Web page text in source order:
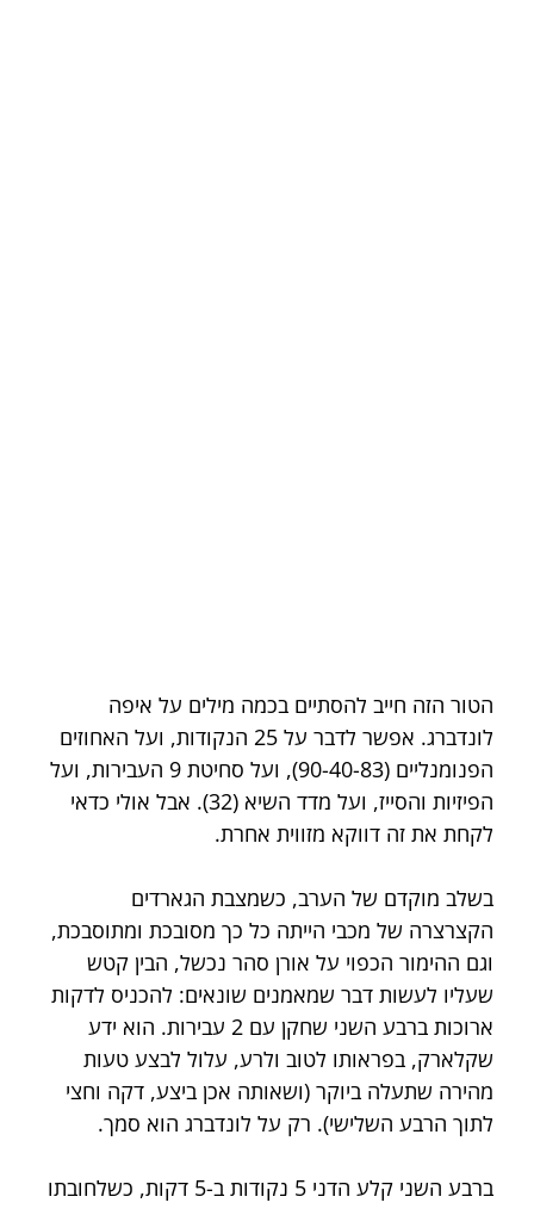
הטור הזה חייב להסתיים בכמה מילים על איפה
לונדברג. אפשר לדבר על 25 הנקודות, ועל האחוזים
הפנומנליים (90-40-83), ועל סחיטת 9 העבירות, ועל
הפיזיות והסייז, ועל מדד השיא (32). אבל אולי כדאי
לקחת את זה דווקא מזווית אחרת.
בשלב מוקדם של הערב, כשמצבת הגארדים
הקצרצרה של מכבי הייתה כל כך מסובכת ומתוסבכת,
וגם ההימור הכפוי על אורן סהר נכשל, הבין קטש
שעליו לעשות דבר שמאמנים שונאים: להכניס לדקות
ארוכות ברבע השני שחקן עם 2 עבירות. הוא ידע
שקלארק, בפראותו לטוב ולרע, עלול לבצע טעות
מהירה שתעלה ביוקר (ושאותה אכן ביצע, דקה וחצי
לתוך הרבע השלישי). רק על לונדברג הוא סמך.
ברבע השני קלע הדני 5 נקודות ב-5 דקות, כשלחובתו